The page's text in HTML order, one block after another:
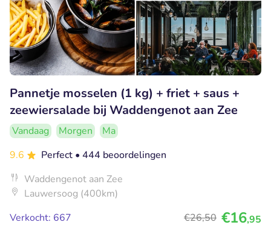
Pannetje mosselen (1 kg) + friet + saus +
zeewiersalade bij Waddengenot aan Zee
Vandaag Morgen
Ma
9.6
Perfect • 444 beoordelingen
Waddengenot aan Zee
Lauwersoog (400km)
Verkocht: 667
€26,50 €16,95